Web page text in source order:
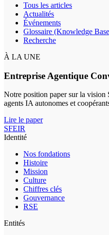
Tous les articles
Actualités
Événements
Glossaire (Knowledge
Recherche
À LA UNE
Entreprise Agentique
Notre position paper sur la vision
agents IA autonomes et
Lire le paper
SFEIR
Identité
Nos fondations
Histoire
Mission
Culture
Chiffres clés
Gouvernance
RSE
Entités